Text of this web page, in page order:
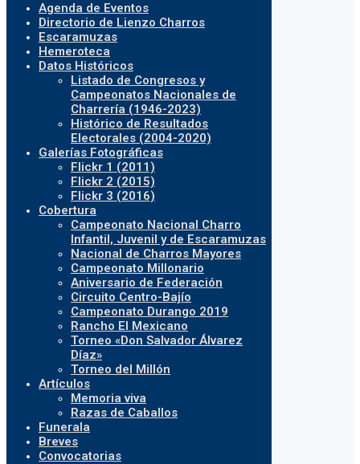
Agenda de Eventos
Directorio de Lienzo Charros
Escaramuzas
Hemeroteca
Datos Históricos
Listado de Congresos y
Campeonatos Nacionales de
Charrería (1946-2023)
Histórico de Resultados
Electorales (2004-2020)
Galerías Fotográficas
Flickr 1 (2011)
Flickr 2 (2015)
Flickr 3 (2016)
Cobertura
Campeonato Nacional Charro
Infantil, Juvenil y de Escaramuzas
Nacional de Charros Mayores
Campeonato Millonario
Aniversario de Federación
Circuito Centro-Bajío
Campeonato Durango 2019
Rancho El Mexicano
Torneo «Don Salvador Álvarez
Díaz»
Torneo del Millón
Artículos
Memoria viva
Razas de Caballos
Funerala
Breves
Convocatorias